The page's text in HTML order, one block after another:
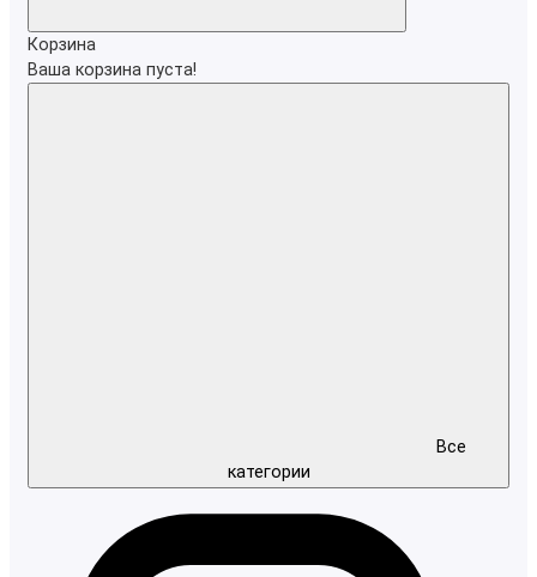
Корзина
Ваша корзина пуста!
категории